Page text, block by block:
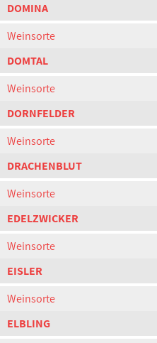
DOMINA
Weinsorte
DOMTAL
Weinsorte
DORNFELDER
Weinsorte
DRACHENBLUT
Weinsorte
EDELZWICKER
Weinsorte
EISLER
Weinsorte
ELBLING